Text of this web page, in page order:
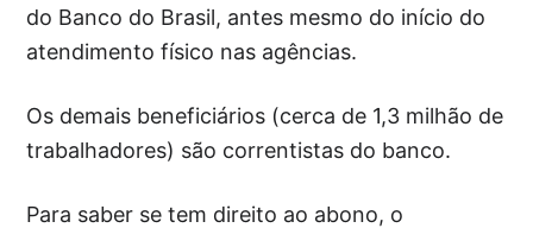
do Banco do Brasil, antes mesmo do início do
atendimento físico nas agências.
Os demais beneficiários (cerca de 1,3 milhão de
trabalhadores) são correntistas do banco.
Para saber se tem direito ao abono, o